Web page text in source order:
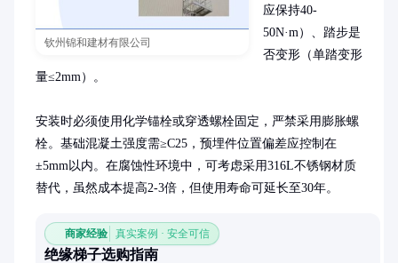
钦州锦和建材有限公司
应保持40-
50N·m）、踏步是
否变形（单踏变形
量≤2mm）。
安装时必须使用化学锚栓或穿透螺栓固定，严禁采用膨胀螺
栓。基础混凝土强度需≥C25，预埋件位置偏差应控制在
±5mm以内。在腐蚀性环境中，可考虑采用316L不锈钢材质
替代，虽然成本提高2-3倍，但使用寿命可延长至30年。
商家经验 真实案例 · 安全可信
绝缘梯子选购指南